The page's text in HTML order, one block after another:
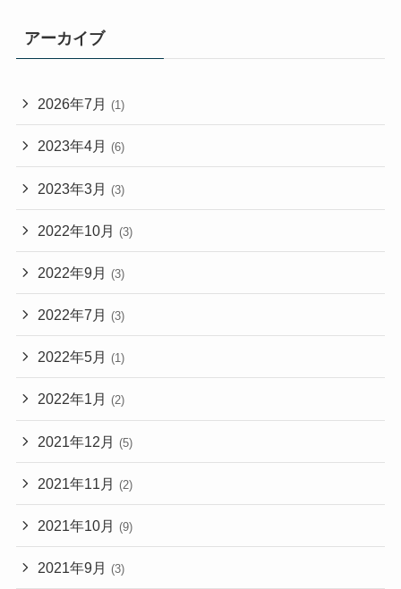
アーカイブ
2026年7月 (1)
2023年4月 (6)
2023年3月 (3)
2022年10月 (3)
2022年9月 (3)
2022年7月 (3)
2022年5月 (1)
2022年1月 (2)
2021年12月 (5)
2021年11月 (2)
2021年10月 (9)
2021年9月 (3)